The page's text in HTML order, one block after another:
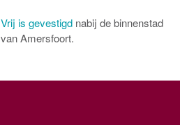
Vrij is gevestigdnabij de binnenstad
van Amersfoort.